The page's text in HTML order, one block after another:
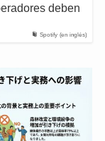
Spotify (en inglés)
deben